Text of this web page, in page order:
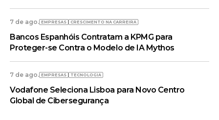
7 de ago. EMPRESAS CRESCIMENTO NA CARREIRA
Bancos Espanhóis Contratam a KPMG para
Proteger-se Contra o Modelo de IA Mythos
7 de ago. EMPRESAS TECNOLOGIA
Vodafone Seleciona Lisboa para Novo Centro
Global de Cibersegurança